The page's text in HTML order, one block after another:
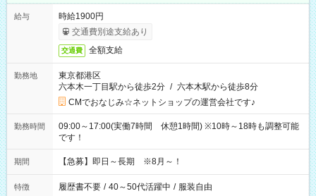
給与
時給1900円
交通費別途支給あり
交通費 全額支給
勤務地
東京都港区
六本木一丁目駅から徒歩2分 / 六本木駅から徒歩8分
CMでおなじみ☆ネットショップの運営会社です♪
勤務時間
09:00～17:00(実働7時間 休憩1時間) ※10時～18時も調整可能
です！
期間 【急募】即日～長期 ※8月～！
特徴 履歴書不要 / 40～50代活躍中 / 服装自由